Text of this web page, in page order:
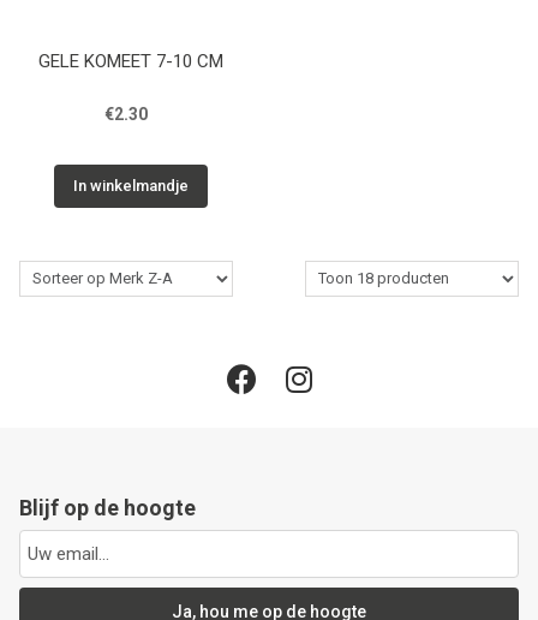
GELE KOMEET 7-10 CM
€2.30
In winkelmandje
Blijf op de hoogte
Ja, hou me op de hoogte